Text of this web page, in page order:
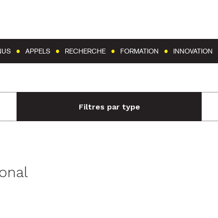
APPELS RECHERCHE FORMATION INNOVATION
Filtres par type